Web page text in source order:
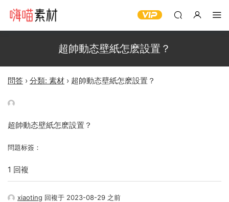
超帥動态壁紙怎麽設置？
問答 › 分類: 素材 › 超帥動态壁紙怎麽設置？
超帥動态壁紙怎麽設置？
問題标簽：
1 回複
xiaoting 回複于 2023-08-29 之前